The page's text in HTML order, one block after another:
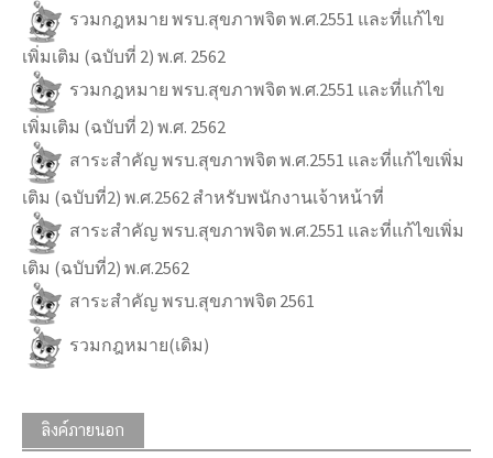
รวมกฎหมาย พรบ.สุขภาพจิต พ.ศ.2551 และที่แก้ไข
เพิ่มเติม (ฉบับที่ 2) พ.ศ. 2562
รวมกฎหมาย พรบ.สุขภาพจิต พ.ศ.2551 และที่แก้ไข
เพิ่มเติม (ฉบับที่ 2) พ.ศ. 2562
สาระสำคัญ พรบ.สุขภาพจิต พ.ศ.2551 และที่แก้ไขเพิ่ม
เติม (ฉบับที่2) พ.ศ.2562 สำหรับพนักงานเจ้าหน้าที่
สาระสำคัญ พรบ.สุขภาพจิต พ.ศ.2551 และที่แก้ไขเพิ่ม
เติม (ฉบับที่2) พ.ศ.2562
สาระสำคัญ พรบ.สุขภาพจิต 2561
รวมกฎหมาย(เดิม)
ลิงค์ภายนอก